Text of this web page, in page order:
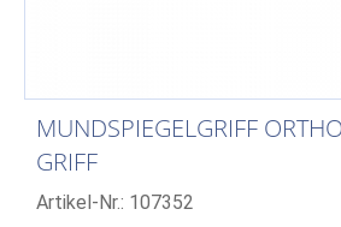
MUNDSPIEGELGRIFF
GRIFF
Artikel-Nr.: 107352